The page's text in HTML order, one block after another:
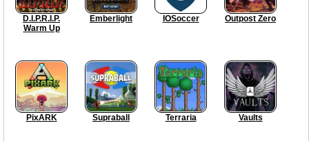
D.I.P.R.I.P.
Warm Up
Emberlight IOSoccer Outpost Zero
PixARK Supraball Terraria Vaults